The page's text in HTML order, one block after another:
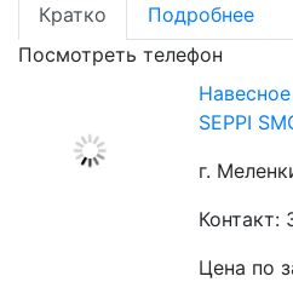
Кратко
Подробнее
Посмотреть телефон
SEPPI
г.
Контакт:
Цена по